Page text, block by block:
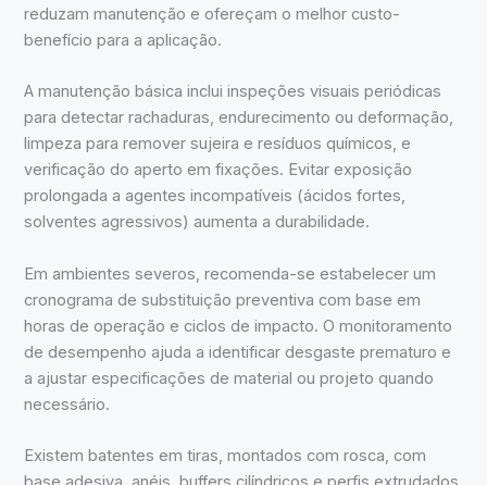
reduzam manutenção e ofereçam o melhor custo-
benefício para a aplicação.
A manutenção básica inclui inspeções visuais periódicas
para detectar rachaduras, endurecimento ou deformação,
limpeza para remover sujeira e resíduos químicos, e
verificação do aperto em fixações. Evitar exposição
prolongada a agentes incompatíveis (ácidos fortes,
solventes agressivos) aumenta a durabilidade.
Em ambientes severos, recomenda-se estabelecer um
cronograma de substituição preventiva com base em
horas de operação e ciclos de impacto. O monitoramento
de desempenho ajuda a identificar desgaste prematuro e
a ajustar especificações de material ou projeto quando
necessário.
Existem batentes em tiras, montados com rosca, com